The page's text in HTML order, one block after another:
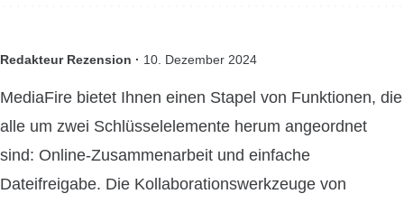
Redakteur Rezension · 10. Dezember 2024
MediaFire bietet Ihnen einen Stapel von Funktionen, die
alle um zwei Schlüsselelemente herum angeordnet
sind: Online-Zusammenarbeit und einfache
Dateifreigabe. Die Kollaborationswerkzeuge von